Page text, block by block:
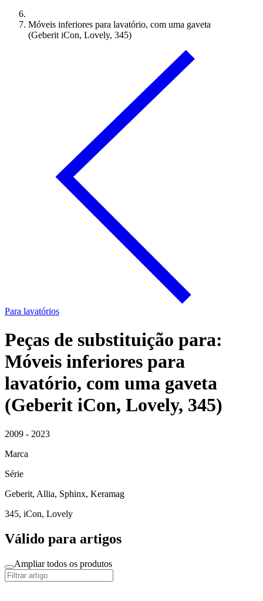
Móveis inferiores para lavatório, com uma gaveta
(Geberit iCon, Lovely, 345)
Para lavatórios
Peças de substituição para:
Móveis inferiores para
lavatório, com uma gaveta
(Geberit iCon, Lovely, 345)
2009 - 2023
Marca
Série
Geberit, Allia, Sphinx, Keramag
345, iCon, Lovely
Válido para artigos
Ampliar todos os produtos